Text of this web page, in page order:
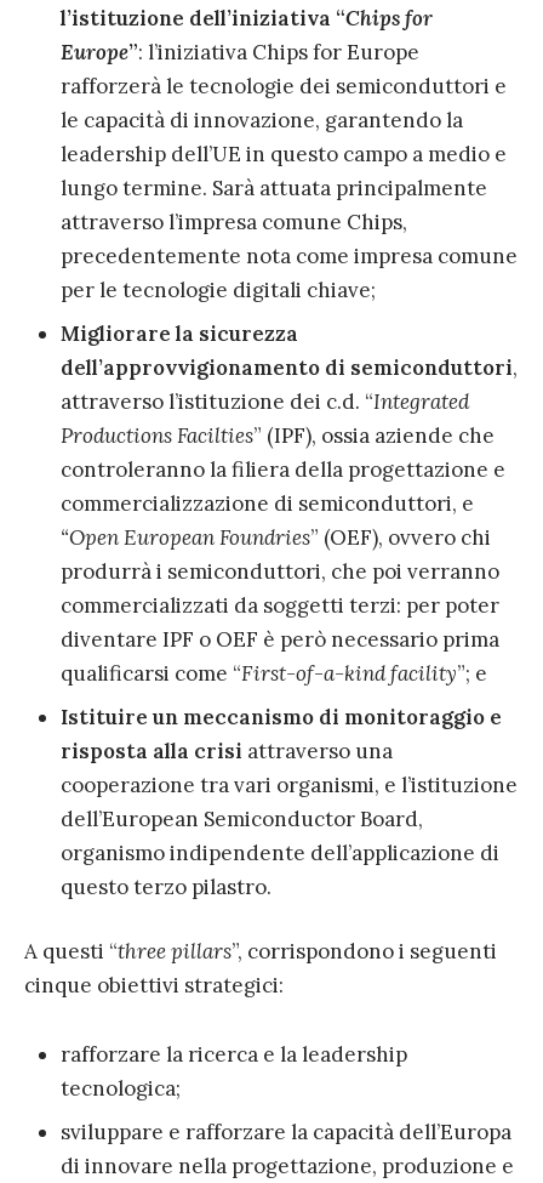
l’istituzione dell’iniziativa “Chips for
Europe”: l’iniziativa Chips for Europe
rafforzerà le tecnologie dei semiconduttori e
le capacità di innovazione, garantendo la
leadership dell’UE in questo campo a medio e
lungo termine. Sarà attuata principalmente
attraverso l’impresa comune Chips,
precedentemente nota come impresa comune
per le tecnologie digitali chiave;
Migliorare la sicurezza
dell’approvvigionamento di semiconduttori,
attraverso l’istituzione dei c.d. “Integrated
Productions Facilties” (IPF), ossia aziende che
controleranno la filiera della progettazione e
commercializzazione di semiconduttori, e
“Open European Foundries” (OEF), ovvero chi
produrrà i semiconduttori, che poi verranno
commercializzati da soggetti terzi: per poter
diventare IPF o OEF è però necessario prima
qualificarsi come “First-of-a-kind facility”; e
Istituire un meccanismo di monitoraggio e
risposta alla crisi attraverso una
cooperazione tra vari organismi, e l’istituzione
dell’European Semiconductor Board,
organismo indipendente dell’applicazione di
questo terzo pilastro.
A questi “three pillars”, corrispondono i seguenti
cinque obiettivi strategici:
rafforzare la ricerca e la leadership
tecnologica;
sviluppare e rafforzare la capacità dell’Europa
di innovare nella progettazione, produzione e